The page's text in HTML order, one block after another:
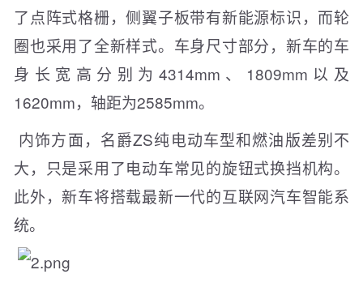
了点阵式格栅，侧翼子板带有新能源标识，而轮
圈也采用了全新样式。车身尺寸部分，新车的车
身长宽高分别为4314mm、1809mm以及
1620mm，轴距为2585mm。
内饰方面，名爵ZS纯电动车型和燃油版差别不
大，只是采用了电动车常见的旋钮式换挡机构。
此外，新车将搭载最新一代的互联网汽车智能系
统。